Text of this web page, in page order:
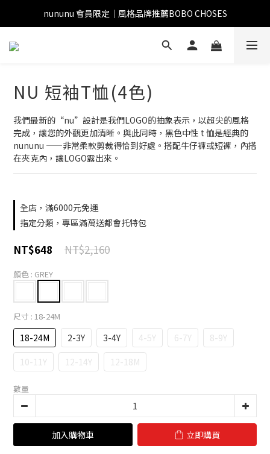
nununu 會員限定｜風格品牌推薦BOBO CHOSES
NU 短袖T恤(4色)
我們最新的“nu”設計是我們LOGO的抽象表示，以超尖的風格
完成，讓您的外觀更加清晰。與此同時，黑色中性 t 恤是經典的
nununu ——非常柔軟剪裁得恰到好處。搭配牛仔褲或短褲，內搭
在夾克內，讓LOGO露出來。
全店，滿6000元免運
指定分類，專區滿萬送都會托特包
NT$2,160
NT$648
顏色 : GREY
尺寸 : 18-24M
18-24M 2-3Y 3-4Y 4-5Y 6-7Y
8-9Y
10-11Y
12-14Y 12-18M
數量
加入購物車 立即購買